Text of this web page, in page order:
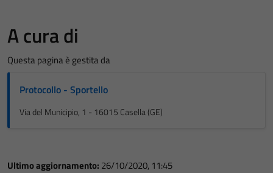
A cura di
Questa pagina è gestita da
Protocollo - Sportello
Via del Municipio, 1 - 16015 Casella (GE)
Ultimo aggiornamento: 26/10/2020, 11:45